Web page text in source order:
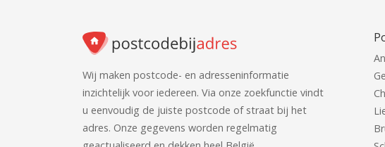
Wij maken postcode- en adresseninformatie
inzichtelijk voor iedereen. Via onze zoekfunctie vindt
u eenvoudig de juiste postcode of straat bij het
adres. Onze gegevens worden regelmatig